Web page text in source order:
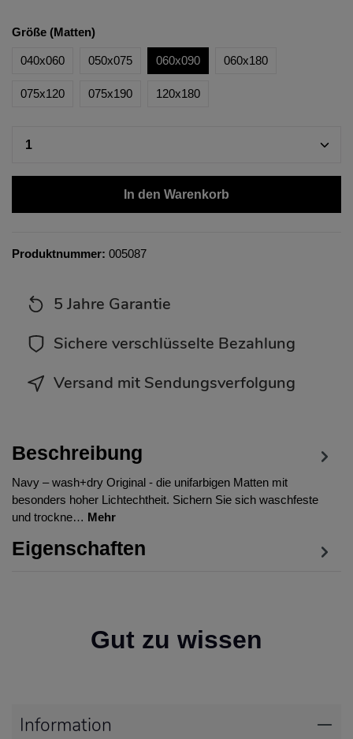
Größe (Matten)
040x060 050x075 060x090 060x180
075x120 075x190 120x180
In den Warenkorb
Produktnummer: 005087
5 Jahre Garantie
Sichere verschlüsselte Bezahlung
Versand mit Sendungsverfolgung
Beschreibung
Navy – wash+dry Original - die unifarbigen Matten mit
besonders hoher Lichtechtheit. Sichern Sie sich waschfeste
und trockne… Mehr
Eigenschaften
Gut zu wissen
Information